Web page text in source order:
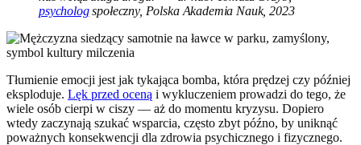
psychologspołeczny, Polska Akademia Nauk, 2023
Tłumienie emocji jest jak tykająca bomba, która prędzej czy później
eksploduje. Lęk przed oceną i wykluczeniem prowadzi do tego, że
wiele osób cierpi w ciszy — aż do momentu kryzysu. Dopiero
wtedy zaczynają szukać wsparcia, często zbyt późno, by uniknąć
poważnych konsekwencji dla zdrowia psychicznego i fizycznego.